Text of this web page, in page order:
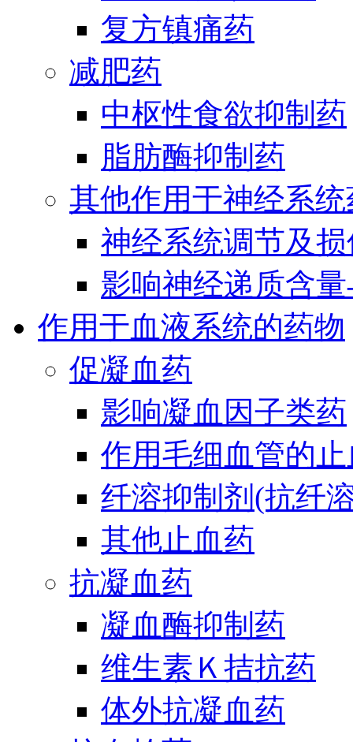
复方镇痛药
减肥药
中枢性食欲抑制药
脂肪酶抑制药
其他作用于神经系统
神经系统调节及
影响神经递质含
作用于血液系统的药物
促凝血药
影响凝血因子类药
作用毛细血管的
纤溶抑制剂(抗纤
其他止血药
抗凝血药
凝血酶抑制药
维生素Ｋ拮抗药
体外抗凝血药